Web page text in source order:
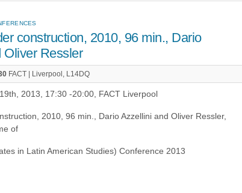
construction, 2010, 96 min., Dario
Ressler
FACT | Liverpool, L14DQ
2013, 17:30 -20:00, FACT Liverpool
2010, 96 min., Dario Azzellini and Oliver Ressler,
of
in Latin American Studies) Conference 2013